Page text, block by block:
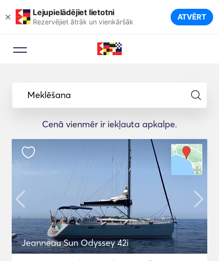
× Lejupielādējiet lietotni
Rezervējiet ātrāk un vienkāršāk ATVĒRT
Meklēšana
Cenā vienmēr ir iekļauta apkalpe.
Jeanneau Sun Odyssey 42i